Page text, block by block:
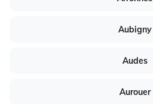
Aubigny
Audes
Aurouer